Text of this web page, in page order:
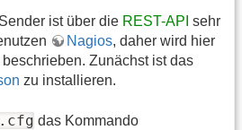
ist über die REST-API sehr
Nagios, daher wird hier
Zunächst ist das
zu installieren.
das Kommando